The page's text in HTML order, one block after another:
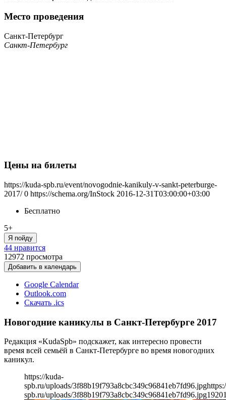
Место проведения
Санкт-Петербург
Санкт-Петербург
Цены на билеты
https://kuda-spb.ru/event/novogodnie-kanikuly-v-sankt-peterburge-
2017/ 0 https://schema.org/InStock 2016-12-31T03:00:00+03:00
Бесплатно
5+
Я пойду
44 нравится
12972 просмотра
Добавить в календарь
Google Calendar
Outlook.com
Скачать .ics
Новогодние каникулы в Санкт-Петербурге 2017
Редакция «KudaSpb» подскажет, как интересно провести
время всей семьёй в Санкт-Петербурге во время новогодних
каникул.
https://kuda-
spb.ru/uploads/3f88b19f793a8cbc349c96841eb7fd96.jpg
spb.ru/uploads/3f88b19f793a8cbc349c96841eb7fd96.jpg1920